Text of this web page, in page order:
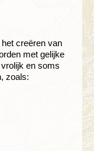
creëren van
met gelijke
en soms
zoals: